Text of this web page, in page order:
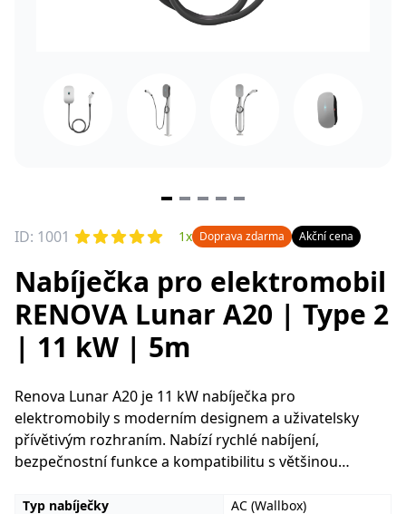
ID: 1001 1x Doprava zdarma Akční cena
Nabíječka pro elektromobil
RENOVA Lunar A20 | Type 2
| 11 kW | 5m
Renova Lunar A20 je 11 kW nabíječka pro
elektromobily s moderním designem a uživatelsky
přívětivým rozhraním. Nabízí rychlé nabíjení,
bezpečnostní funkce a kompatibilitu s většinou
spolehlivé dobíjení vašeho vozidla.
Typ nabíječky
AC (Wallbox)